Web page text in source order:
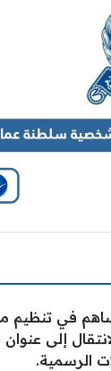
في تنظيم
إلى
الرسمية.